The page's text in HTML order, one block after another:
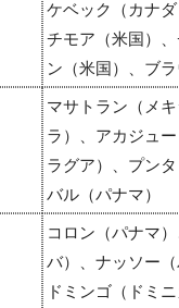
ケベック（カナ
チモア（米国）
ン（米国）、ブ
マサトラン（メ
ラ）、アカジュ
ラグア）、プン
バル（パナマ）
コロン（パナマ
バ）、ナッソー
ドミンゴ（ドミ